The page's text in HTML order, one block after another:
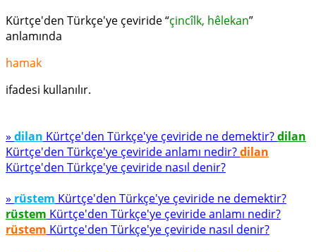
Kürtçe'den Türkçe'ye çeviride “çincîlk, hêlekan”
anlamında
hamak
ifadesi kullanılır.
» dilan Kürtçe'den Türkçe'ye çeviride ne demektir?dilan
Kürtçe'den Türkçe'ye çeviride anlamı nedir?dilan
Kürtçe'den Türkçe'ye çeviride nasıl denir?
» rüstem Kürtçe'den Türkçe'ye çeviride ne demektir?
rüstem Kürtçe'den Türkçe'ye çeviride anlamı nedir?
rüstem Kürtçe'den Türkçe'ye çeviride nasıl denir?